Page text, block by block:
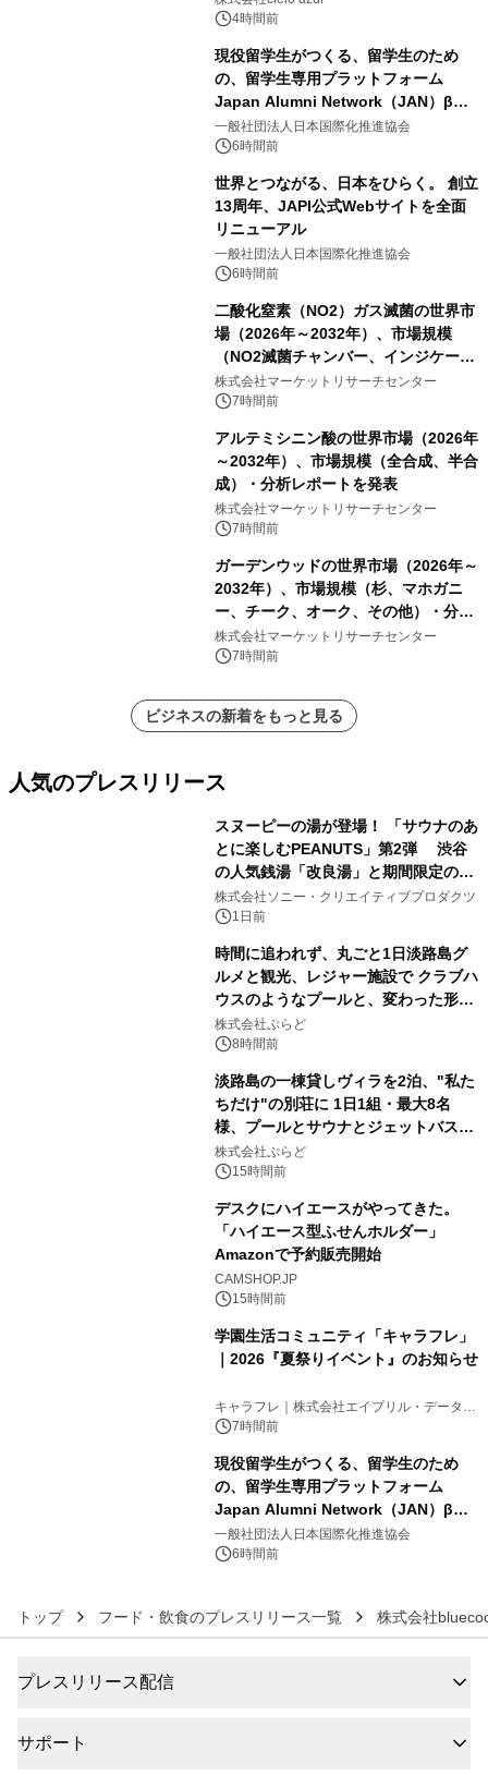
4時間前
現役留学生がつくる、留学生のため
の、留学生専用プラットフォーム
Japan Alumni Network（JAN）β版
をリリース
一般社団法人日本国際化推進協会
6時間前
世界とつながる、日本をひらく。 創立
13周年、JAPI公式Webサイトを全面
リニューアル
一般社団法人日本国際化推進協会
6時間前
二酸化窒素（NO2）ガス滅菌の世界市
場（2026年～2032年）、市場規模
（NO2滅菌チャンバー、インジケータ
ーおよびモニタリングシステム、その
他）・分析レポートを発表
株式会社マーケットリサーチセンター
7時間前
アルテミシニン酸の世界市場（2026年
～2032年）、市場規模（全合成、半合
成）・分析レポートを発表
株式会社マーケットリサーチセンター
7時間前
ガーデンウッドの世界市場（2026年～
2032年）、市場規模（杉、マホガニ
ー、チーク、オーク、その他）・分析
レポートを発表
株式会社マーケットリサーチセンター
7時間前
ビジネスの新着をもっと見る
人気のプレスリリース
スヌーピーの湯が登場！ 「サウナのあ
とに楽しむPEANUTS」第2弾 渋谷
の人気銭湯「改良湯」と期間限定のコ
ラボレーション サウナイキタイコラ
ボグッズも発売決定！
株式会社ソニー・クリエイティブプロダクツ
1日前
時間に追われず、丸ごと1日淡路島グ
ルメと観光、レジャー施設で クラブハ
ウスのようなプールと、変わった形の
サウナも 「THE BOXY AWAJI」のお
得な素泊まり連泊プランで
株式会社ぷらど
8時間前
淡路島の一棟貸しヴィラを2泊、"私た
ちだけ"の別荘に 1日1組・最大8名
様、プールとサウナとジェットバス付
きで Villa Mon Temps AWAJIの連泊
素泊りプラン
株式会社ぷらど
15時間前
デスクにハイエースがやってきた。
「ハイエース型ふせんホルダー」
Amazonで予約販売開始
CAMSHOP.JP
15時間前
学園生活コミュニティ「キャラフレ」
｜2026『夏祭りイベント』のお知らせ
キャラフレ｜株式会社エイプリル・データ・
デザインズ
7時間前
現役留学生がつくる、留学生のため
の、留学生専用プラットフォーム
Japan Alumni Network（JAN）β版
をリリース
一般社団法人日本国際化推進協会
6時間前
トップ フード・飲食のプレスリリース一覧 株式会社
プレスリリース配信
サポート